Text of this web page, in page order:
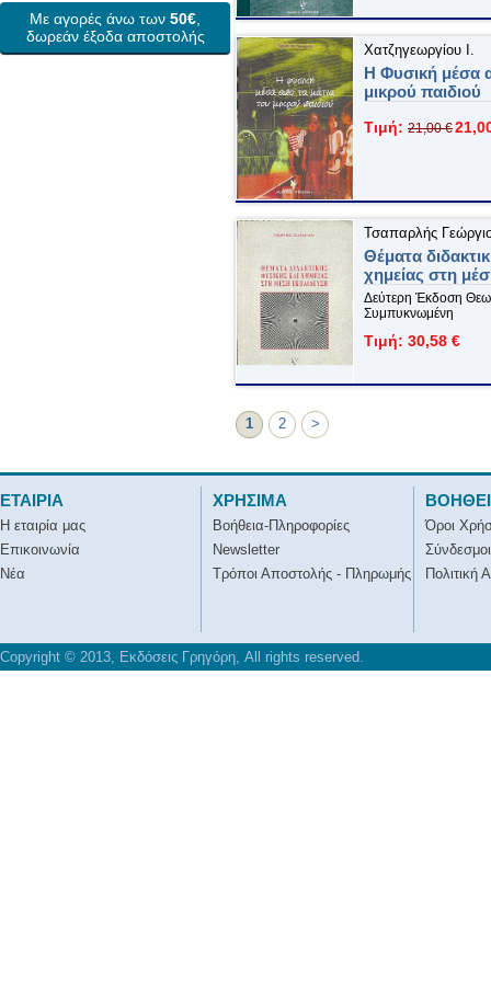
Με αγορές άνω των 50€
δωρεάν έξοδα αποστολής
Χατζηγεωργίου Ι.
Η Φυσική μέσα
μικρού παιδιού
Τιμή: 21,00 €
Τσαπαρλής
Θέματα
χημείας στη
Δεύτερη Έκδοση
Συμπυκνωμένη
Τιμή: 30,58 €
1 2 >
ΕΤΑΙΡΙΑ
Η εταιρία μας
Επικοινωνία
Νέα
ΧΡΗΣΙΜΑ
Βοήθεια-Πληροφορίες
Newsletter
Τρόποι Αποστολής - Πληρωμής
Όροι
Σύνδεσμοι
Πολιτική
Copyright © 2013, Εκδόσεις Γρηγόρη, All rights reserved.